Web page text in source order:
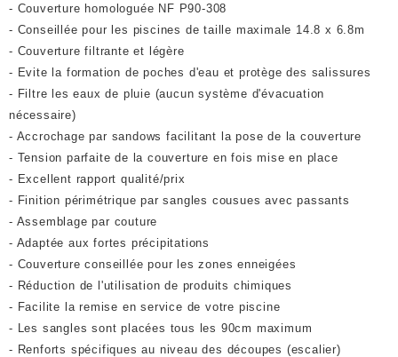
- Couverture homologuée NF P90-308
- Conseillée pour les piscines de taille maximale 14.8 x 6.8m
- Couverture filtrante et légère
- Evite la formation de poches d'eau et protège des salissures
- Filtre les eaux de pluie (aucun système d'évacuation
nécessaire)
- Accrochage par sandows facilitant la pose de la couverture
- Tension parfaite de la couverture en fois mise en place
- Excellent rapport qualité/prix
- Finition périmétrique par sangles cousues avec passants
- Assemblage par couture
- Adaptée aux fortes précipitations
- Couverture conseillée pour les zones enneigées
- Réduction de l'utilisation de produits chimiques
- Facilite la remise en service de votre piscine
- Les sangles sont placées tous les 90cm maximum
- Renforts spécifiques au niveau des découpes (escalier)